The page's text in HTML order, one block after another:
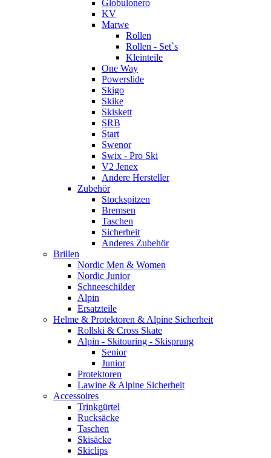
Globulonero
KV
Marwe
Rollen
Rollen - Set`s
Kleinteile
One Way
Powerslide
Skigo
Skike
Skiskett
SRB
Start
Swenor
Swix - Pro Ski
V2 Jenex
Andere Hersteller
Zubehör
Stockspitzen
Bremsen
Taschen
Sicherheit
Anderes Zubehör
Brillen
Nordic Men & Women
Nordic Junior
Schneeschilder
Alpin
Ersatzteile
Helme & Protektoren & Alpine Sicherheit
Rollski & Cross Skate
Alpin - Skitouring - Skisprung
Senior
Junior
Protektoren
Lawine & Alpine Sicherheit
Accessoires
Trinkgürtel
Rucksäcke
Taschen
Skisäcke
Skiclips